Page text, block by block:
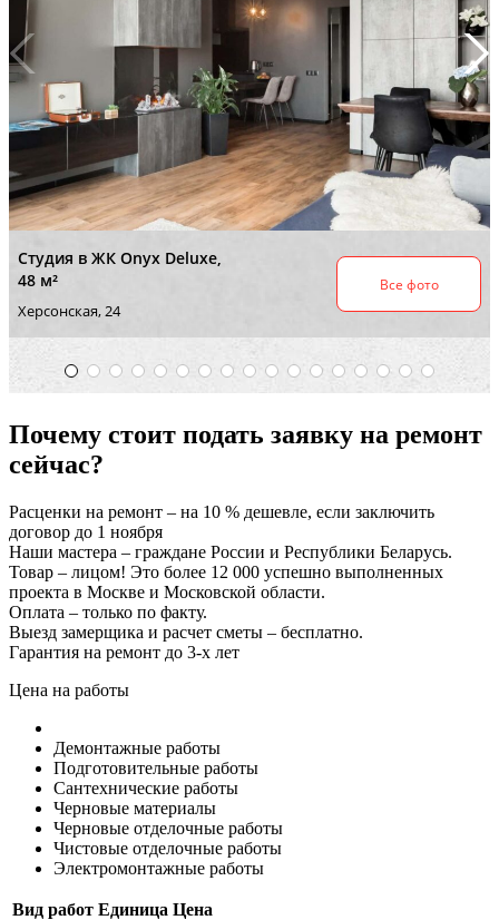
Почему стоит подать заявку на ремонт
сейчас?
Расценки на ремонт – на 10 % дешевле, если заключить
договор до 1 ноября
Наши мастера – граждане России и Республики Беларусь.
Товар – лицом! Это более 12 000 успешно выполненных
проекта в Москве и Московской области.
Оплата – только по факту.
Выезд замерщика и расчет сметы – бесплатно.
Гарантия на ремонт до 3-х лет
Цена на работы
Демонтажные работы
Подготовительные работы
Сантехнические работы
Черновые материалы
Черновые отделочные работы
Чистовые отделочные работы
Электромонтажные работы
Вид работ Единица Цена